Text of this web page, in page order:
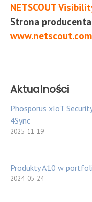
NETSCOUT
Strona producenta
www.netscout.com
Aktualności
Phosporus xIoT
4Sync
2025-11-19
Produkty A10 w
2024-05-24